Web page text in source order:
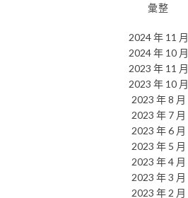
彙整
2024 年 11 月
2024 年 10 月
2023 年 11 月
2023 年 10 月
2023 年 8 月
2023 年 7 月
2023 年 6 月
2023 年 5 月
2023 年 4 月
2023 年 3 月
2023 年 2 月